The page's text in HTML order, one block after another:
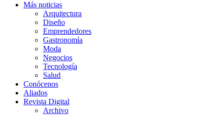
Más noticias
Arquitectura
Diseño
Emprendedores
Gastronomía
Moda
Negocios
Tecnología
Salud
Conócenos
Aliados
Revista Digital
Archivo